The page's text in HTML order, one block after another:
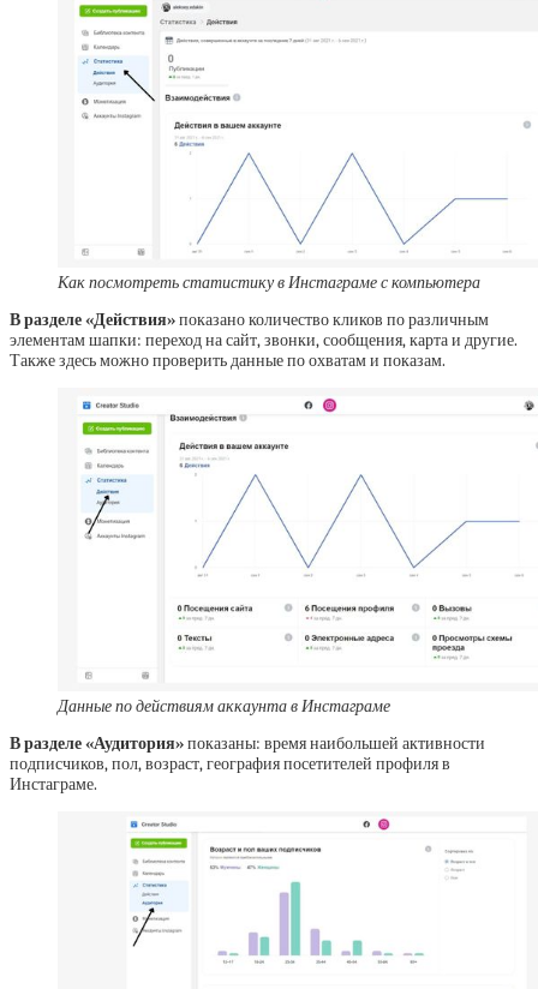
Как посмотреть статистику в Инстаграме с компьютера
В разделе «Действия»показано количество кликов по различным
элементам шапки: переход на сайт, звонки, сообщения, карта и другие.
Также здесь можно проверить данные по охватам и показам.
Данные по действиям аккаунта в Инстаграме
В разделе «Аудитория»показаны: время наибольшей активности
подписчиков, пол, возраст, география посетителей профиля в
Инстаграме.